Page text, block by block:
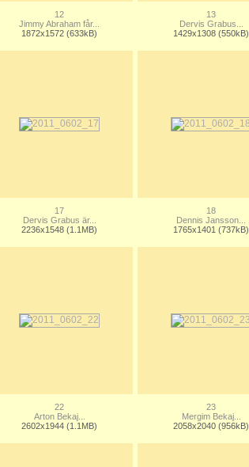
12
Jimmy Abraham får...
1872x1572 (633kB)
13
Dervis Grabus...
1429x1308 (550kB)
17
Dervis Grabus är...
2236x1548 (1.1MB)
18
Dennis Jansson...
1765x1401 (737kB)
22
Arton Bekaj...
2602x1944 (1.1MB)
23
Mergim Bekaj...
2058x2040 (956kB)